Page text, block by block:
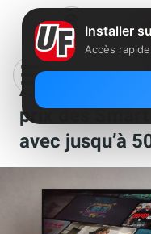
Abonnés
prix des
avec jusqu’à
Installer
Accès